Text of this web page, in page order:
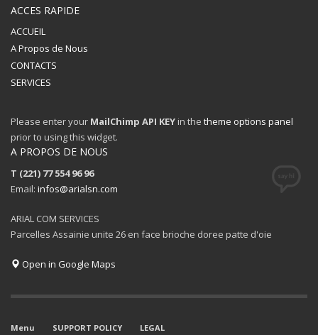
ACCES RAPIDE
ACCUEIL
A Propos de Nous
CONTACTS
SERVICES
Please enter your MailChimp API KEY in the theme options panel
prior to using this widget.
A PROPOS DE NOUS
T (221) 77 554 96 96
Email: infos@arialsn.com
ARIAL COM SERVICES
Parcelles Assainie unite 26 en face brioche doree patte d'oie
Open in Google Maps
Menu SUPPORT POLICY LEGAL